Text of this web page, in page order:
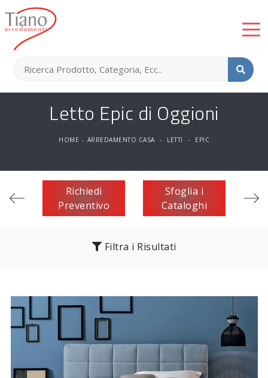
Letto Epic di Oggioni
HOME - ARREDAMENTO CASA - LETTI - EPIC
Richiedi
Preventivo
Sfoglia i
Cataloghi
Filtra i Risultati